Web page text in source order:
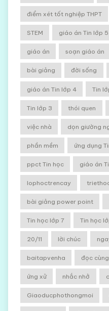
điểm xét tốt nghiệp THPT
STEM giáo án Tin lớp 5
giáo án soạn giáo án
bài giảng đời sống
giáo án Tin lớp 4 Tin
Tin lớp 3 thói quen
việc nhà dọn giường
phần mềm ứng dụng
ppct Tin học giáo án
lophoctrencay
bài giảng power point
Tin học lớp 7 Tin học
20/11 lời chúc
baitapvenha đọc
ứng xử nhắc nhở
Giaoducphothongmoi